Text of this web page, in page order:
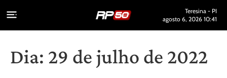
Teresina - PI
agosto 6, 2026 10:41
Dia: 29 de julho de 2022